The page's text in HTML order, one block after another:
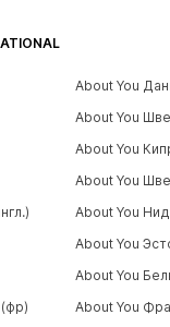
About You
About You
About You
About You
About You
About You
About You
About You